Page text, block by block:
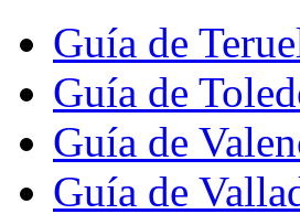
Guía de
Guía de
Guía de
Guía de